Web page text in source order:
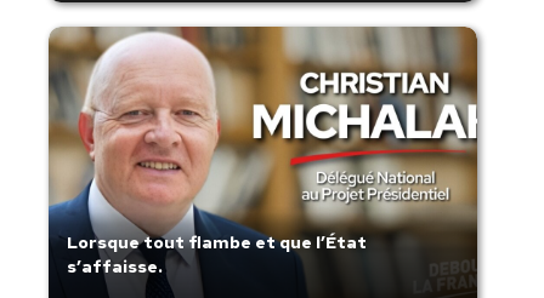
Lorsque tout flambe et que l’État
s’affaisse.